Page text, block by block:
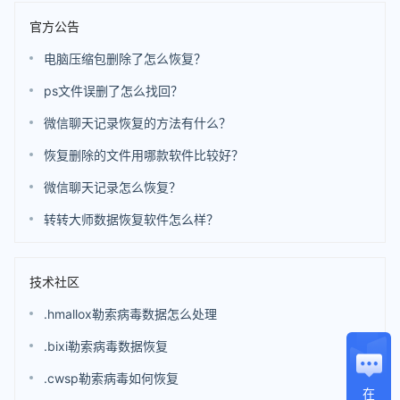
官方公告
电脑压缩包删除了怎么恢复？
ps文件误删了怎么找回？
微信聊天记录恢复的方法有什么？
恢复删除的文件用哪款软件比较好？
微信聊天记录怎么恢复？
转转大师数据恢复软件怎么样？
技术社区
.hmallox勒索病毒数据怎么处理
.bixi勒索病毒数据恢复
.cwsp勒索病毒如何恢复
在